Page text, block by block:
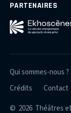
PARTENAIRES
© 2026 Théâtres
Qui sommes-nous ?
Crédits
Contact